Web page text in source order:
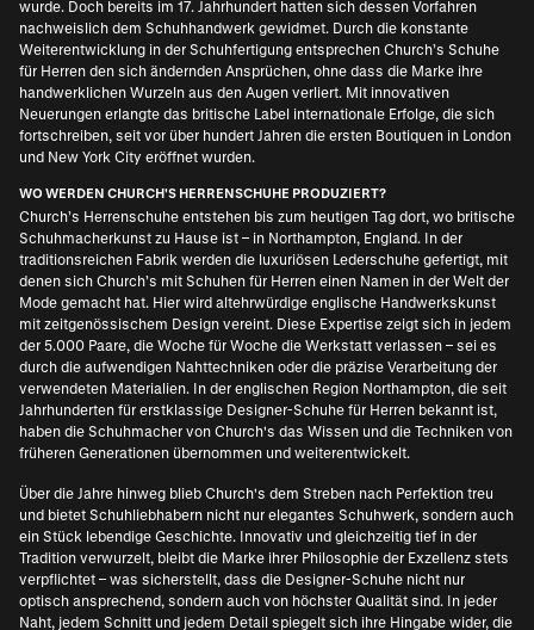
wurde. Doch bereits im 17. Jahrhundert hatten sich dessen Vorfahren
nachweislich dem Schuhhandwerk gewidmet. Durch die konstante
Weiterentwicklung in der Schuhfertigung entsprechen Church’s Schuhe
für Herren den sich ändernden Ansprüchen, ohne dass die Marke ihre
handwerklichen Wurzeln aus den Augen verliert. Mit innovativen
Neuerungen erlangte das britische Label internationale Erfolge, die sich
fortschreiben, seit vor über hundert Jahren die ersten Boutiquen in London
und New York City eröffnet wurden.
WO WERDEN CHURCH'S HERRENSCHUHE PRODUZIERT?
Church’s Herrenschuhe entstehen bis zum heutigen Tag dort, wo britische
Schuhmacherkunst zu Hause ist – in Northampton, England. In der
traditionsreichen Fabrik werden die luxuriösen Lederschuhe gefertigt, mit
denen sich Church’s mit Schuhen für Herren einen Namen in der Welt der
Mode gemacht hat. Hier wird altehrwürdige englische Handwerkskunst
mit zeitgenössischem Design vereint. Diese Expertise zeigt sich in jedem
der 5.000 Paare, die Woche für Woche die Werkstatt verlassen – sei es
durch die aufwendigen Nahttechniken oder die präzise Verarbeitung der
verwendeten Materialien. In der englischen Region Northampton, die seit
Jahrhunderten für erstklassige Designer-Schuhe für Herren bekannt ist,
haben die Schuhmacher von Church's das Wissen und die Techniken von
früheren Generationen übernommen und weiterentwickelt.
Über die Jahre hinweg blieb Church's dem Streben nach Perfektion treu
und bietet Schuhliebhabern nicht nur elegantes Schuhwerk, sondern auch
ein Stück lebendige Geschichte. Innovativ und gleichzeitig tief in der
Tradition verwurzelt, bleibt die Marke ihrer Philosophie der Exzellenz stets
verpflichtet – was sicherstellt, dass die Designer-Schuhe nicht nur
optisch ansprechend, sondern auch von höchster Qualität sind. In jeder
Naht, jedem Schnitt und jedem Detail spiegelt sich ihre Hingabe wider, die